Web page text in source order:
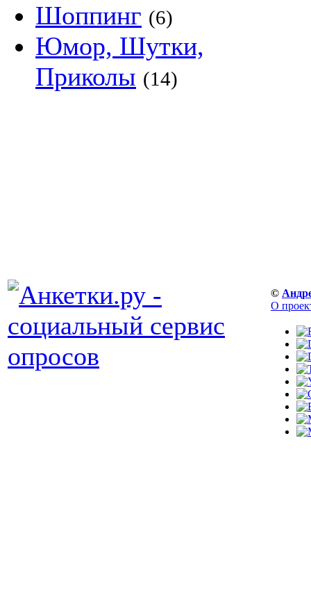
Шоппинг (6)
Юмор, Шутки,
Приколы (14)
©
О